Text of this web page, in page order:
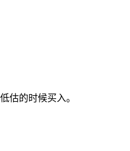
估的时候买入。